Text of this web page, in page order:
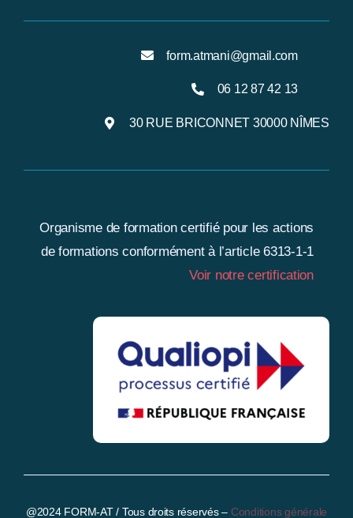
form.atmani@gmail.com
06 12 87 42 13
30 RUE BRICONNET 30000 NÎMES
Organisme de formation certifié pour les actions
de formations conformément à l’article 6313-1-1
Voir notre certification
@2024 FORM-AT / Tous droits réservés– Conditions générale